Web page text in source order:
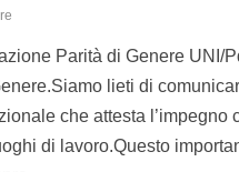
Parità di Genere UNI/
lieti di
che attesta l’impegno
di lavoro.Questo